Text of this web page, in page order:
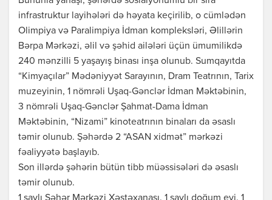
infrastruktur layihələri də həyata keçirilib, o cümlədən
Olimpiya və Paralimpiya İdman kompleksləri, Əlillərin
Bərpa Mərkəzi, əlil və şəhid ailələri üçün ümumilikdə
240 mənzilli 5 yaşayış binası inşa olunub. Sumqayıtda
“Kimyaçılar” Mədəniyyət Sarayının, Dram Teatrının, Tarix
muzeyinin, 1 nömrəli Uşaq-Gənclər İdman Məktəbinin,
3 nömrəli Uşaq-Gənclər Şahmat-Dama İdman
Məktəbinin, “Nizami” kinoteatrının binaları da əsaslı
təmir olunub. Şəhərdə 2 “ASAN xidmət” mərkəzi
fəaliyyətə başlayıb.
Son illərdə şəhərin bütün tibb müəssisələri də əsaslı
təmir olunub.